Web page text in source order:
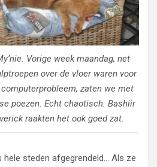
Vorige week maandag, net
over de vloer waren voor
zaten we met
poezen. Echt chaotisch. Bashiir
raakten het ook goed zat.
hele steden afgegrendeld… Als ze